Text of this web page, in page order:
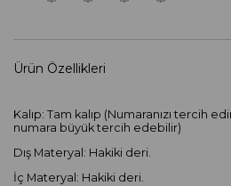
Ürün Özellikleri
Kalıp: Tam kalıp (Numaranızı tercih
numara büyük tercih edebilir)
Dış Materyal: Hakiki deri.
İç Materyal: Hakiki deri.